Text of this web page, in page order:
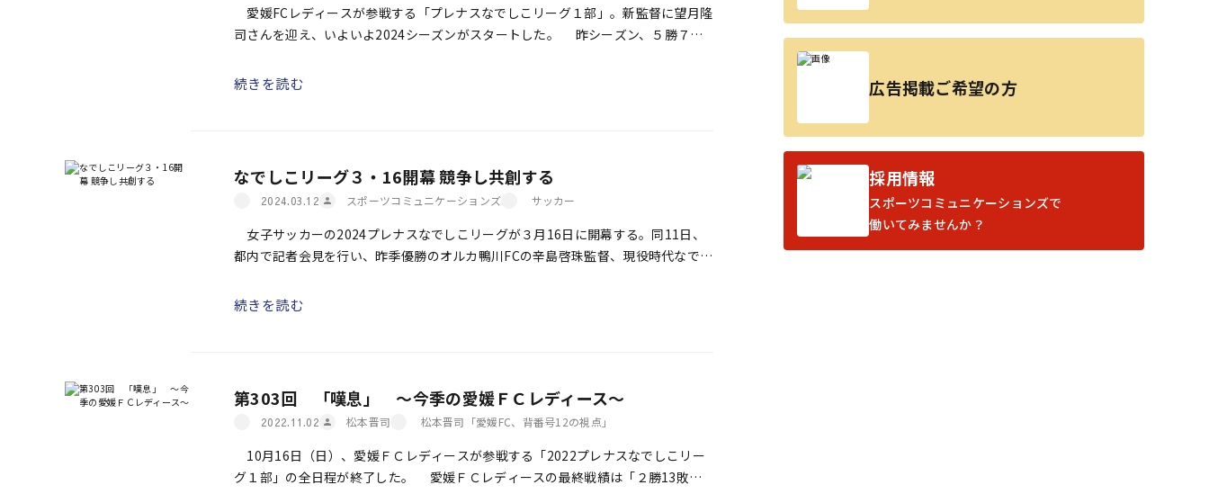
愛媛FCレディースが参戦する「プレナスなでしこリーグ１部」。新監督に望月隆
司さんを迎え、いよいよ2024シーズンがスタートした。 昨シーズン、５勝７分
続きを読む
なでしこリーグ３・16開幕 競争し共創する
2024.03.12 スポーツコミュニケーションズ サッカー
女子サッカーの2024プレナスなでしこリーグが３月16日に開幕する。同11日、
都内で記者会見を行い、昨季優勝のオルカ鴨川FCの辛島啓珠監督、現役時代なでし
続きを読む
第303回 「嘆息」 ～今季の愛媛ＦＣレディース～
2022.11.02 松本晋司 松本晋司「愛媛FC、背番号12の視点」
10月16日（日）、愛媛ＦＣレディースが参戦する「2022プレナスなでしこリー
グ１部」の全日程が終了した。 愛媛ＦＣレディースの最終戦績は「２勝13敗７
広告掲載ご希望の方
採用情報
スポーツコミュニケーションズで
働いてみませんか？